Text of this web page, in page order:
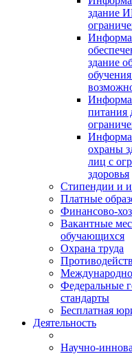
здание
здание
питания
охраны
лиц с
здоровья
Стипендии и
Платные
Финансово-
Вакантные
обучающихся
Охрана труда
Федеральные
стандарты
Бесплатная
Деятельность
Научно-